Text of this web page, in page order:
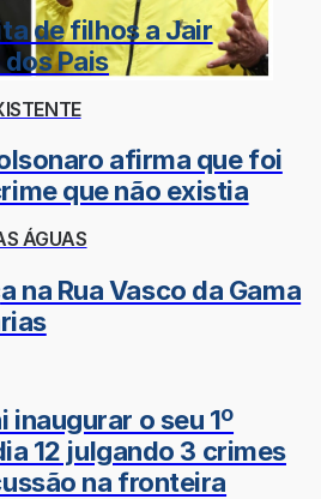
de filhos a Jair
Pais
afirma que foi
que não existia
ÁGUAS
na Rua Vasco da Gama
inaugurar o seu 1º
12 julgando 3 crimes
na fronteira